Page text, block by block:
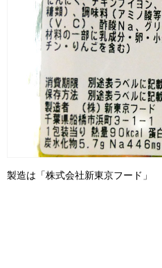
製造は「株式会社新東京フード」